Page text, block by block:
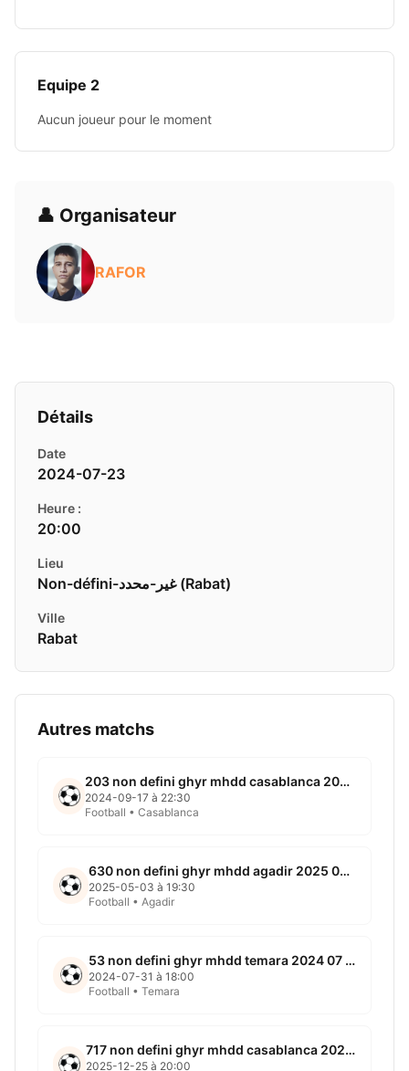
Equipe 2
Aucun joueur pour le moment
👤 Organisateur
RAFOR
Détails
Date
2024-07-23
Heure :
20:00
Lieu
Non-défini-غير-محدد ( Rabat)
Ville
Rabat
Autres matchs
203 non defini ghyr mhdd casablanca 2024 09 17
2024-09-17 à 22:30
Football • Casablanca
630 non defini ghyr mhdd agadir 2025 05 03
2025-05-03 à 19:30
Football • Agadir
53 non defini ghyr mhdd temara 2024 07 31
2024-07-31 à 18:00
Football • Temara
717 non defini ghyr mhdd casablanca 2025 12 25
2025-12-25 à 20:00